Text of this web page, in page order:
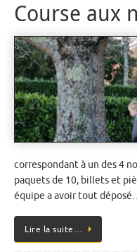
Course aux
correspondant à un des 4
paquets de 10, billets et
équipe a avoir tout
Lire la suite…